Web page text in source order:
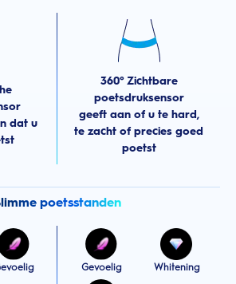
dat u
360° Zichtbare
poetsdruksensor
geeft aan of u te hard,
te zacht of precies goed
poetst
poetsstanden
Gevoelig Whitening